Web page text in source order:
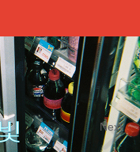
Next